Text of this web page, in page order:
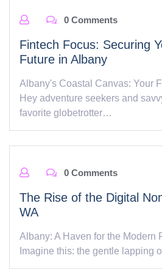
0 Comments
Fintech Focus: Securing
Future in Albany
Albany's Coastal Canvas: Your
Hey adventure seekers and
favorite globetrotter…
0 Comments
The Rise of the Digital
WA
Albany: A Haven for the Modern
Imagine this: the gentle lapping